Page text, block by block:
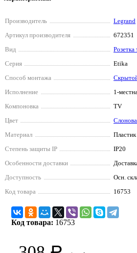
Производитель
Legrand
Артикул производителя
672351
Вид
Розетка
Серия
Etika
Способ монтажа
Исполнение
1-
Компоновка
TV
Цвет
Материал
Пластик
Степень защиты IP
IP20
Особенности доставки
Доступность
Осн.
Код товара
16753
Код товара: 16753